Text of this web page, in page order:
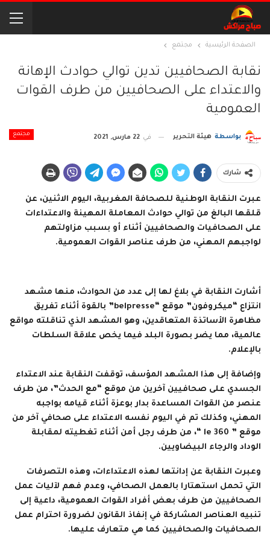
الصفحة الرئيسية مجتمع
نقابة الصحافيين تدين توالي حوادث الإهانة
والاعتداء على الصحافيين من طرف القوات
العمومية
مجتمع بواسطة هيئة التحرير في 22 مارس, 2021
شارك
عبرت النقابة الوطنية للصحافة المغربية، اليوم الاثنين، عن
قلقها البالغ من توالي حوادث المعاملة المهينة والاعتداءات
على الصحافيات والصحافيين أثناء أو بسبب مزاولتهم
لواجبهم المهني، من طرف عناصر القوات العمومية.
أشارت النقابة في بلاغ لها إلى عدد من الحوادث، منها مشهد
انتزاع “ميكروفون” موقع “belpresse” بالقوة أثناء تفريق
مظاهرة الأساتذة المتعاقدين، وهو المشهد الذي تناقلته مواقع
عالمية، مما يضر بصورة البلد فيما يخص علاقة السلطات
بالإعلام.
وإضافة إلى هذا المشهد المؤسف، توقفت النقابة عند الاعتداء
الجسدي على صحافيين آخرين من موقع “مع الحدث”، من طرف
عنصر من القوات المساعدة بدار بوعزة أثناء قيامه بواجبه
المهني، وكذلك تم في اليوم نفسه الاعتداء على صحافي آخر من
موقع ” le 360 “، من طرف رجل أمن أثناء تغطيته لمقابلة
الوداد والرجاء البيضاويين.
وعبرت النقابة عن إدانتها لهذه الاعتداءات، وهذه التصرفات
التي تحمل استهتارا بالعمل الصحافي، وعدم فهم لآليات عمل
الصحافيين من طرف بعض أفراد القوات العمومية، داعية إلى
تنبيه العناصر المشاركة في إنفاذ القانون لضرورة احترام عمل
الصحافيات والصحافيين كما هي متعارف عليها.